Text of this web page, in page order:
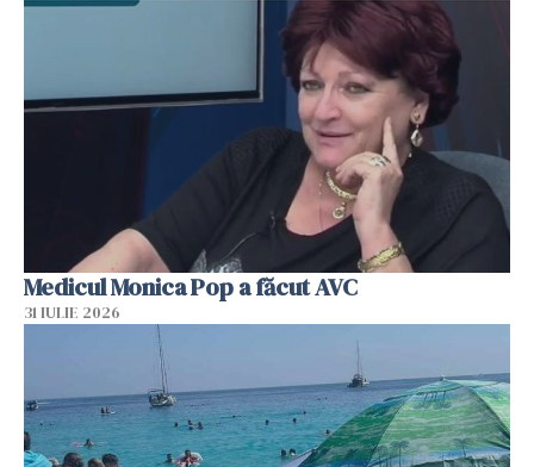
Medicul Monica Pop a făcut AVC
31 IULIE 2026